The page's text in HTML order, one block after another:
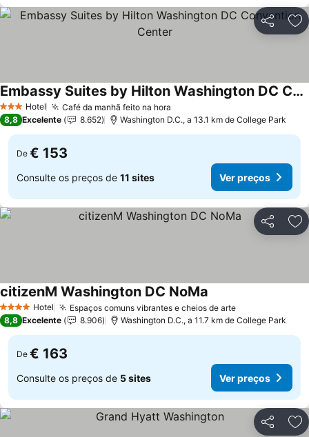
Partilhar
3 EstrelasHotel Café da manhã feito na hora
Embassy Suites by Hilton Washington DC Convention Center
Ver preços
8,8 Excelente 8.652 Washington D.C., a 13.1 km de College Park
De € 153
Consulte os preços de 11 sites Ver preços
Partilhar
4 EstrelasHotel Espaços comuns vibrantes e cheios de arteVer preços
citizenM Washington DC NoMa
8,8 Excelente 8.906 Washington D.C., a 11.7 km de College Park
De € 163
Consulte os preços de 5 sites Ver preços
Partilhar